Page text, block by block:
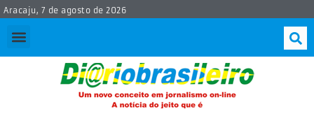
Aracaju, 7 de agosto de 2026